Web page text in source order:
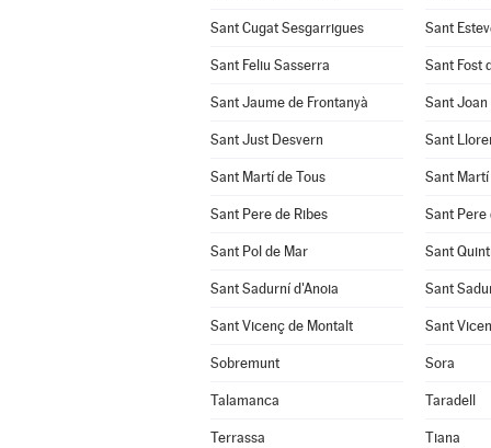
Sant Cugat Sesgarrigues Sant
Sant Feliu Sasserra Sant Fost
Sant Jaume de Frontanyà Sant Joan
Sant Just Desvern Sant
Sant Martí de Tous Sant
Sant Pere de Ribes Sant Pere
Sant Pol de Mar Sant
Sant Sadurní d'Anoia Sant
Sant Vicenç de Montalt Sant
Sobremunt Sora
Talamanca Taradell
Terrassa Tiana